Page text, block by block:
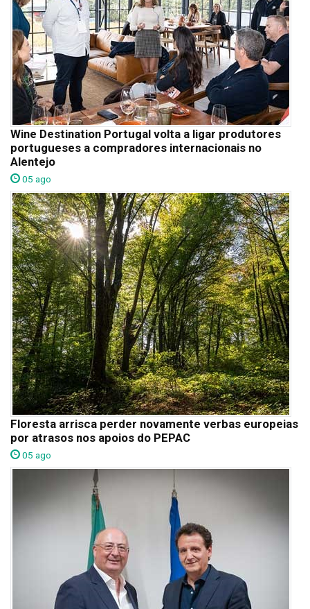
Wine Destination Portugal volta a ligar produtores
portugueses a compradores internacionais no
Alentejo
05 ago
Floresta arrisca perder novamente verbas europeias
por atrasos nos apoios do PEPAC
05 ago